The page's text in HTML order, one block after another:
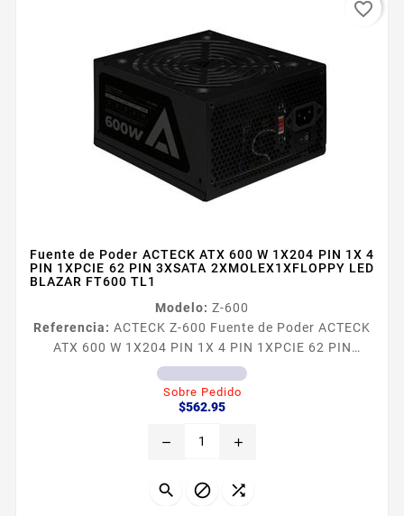
Fuente de Poder ACTECK ATX 600 W 1X204 PIN 1X 4
PIN 1XPCIE 62 PIN 3XSATA 2XMOLEX1XFLOPPY LED
BLAZAR FT600 TL1
Modelo: Z-600
Referencia: ACTECK Z-600 Fuente de Poder ACTECK
ATX 600 W 1X204 PIN 1X 4 PIN 1XPCIE 62 PIN
3XSATA 2XMOLEX1XFLOPPY LED BLAZAR FT600 TL1
Sobre Pedido
$562.95Precio
remove add
  
favorite_border